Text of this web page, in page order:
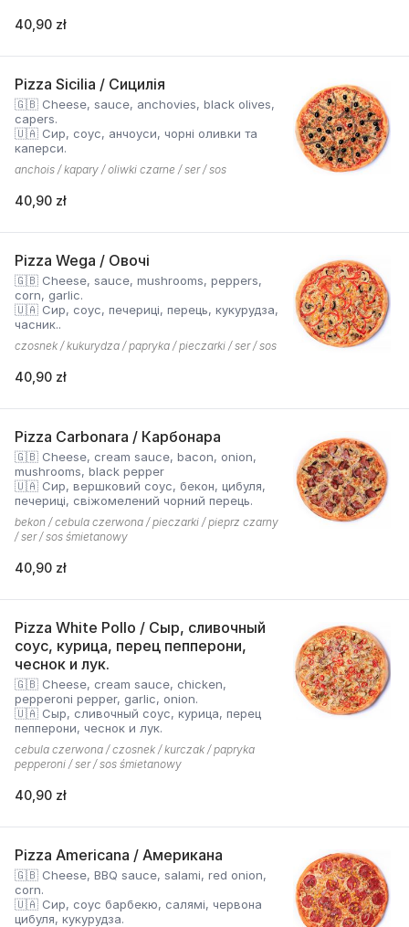
40,90 zł
Pizza Sicilia / Сицилія
🇬🇧 Cheese, sauce, anchovies, black olives,
capers.
🇺🇦 Сир, соус, анчоуси, чорні оливки та
каперси.
anchois / kapary / oliwki czarne / ser / sos
40,90 zł
Pizza Wega / Овочі
🇬🇧 Cheese, sauce, mushrooms, peppers,
corn, garlic.
🇺🇦 Сир, соус, печериці, перець, кукурудза,
часник..
czosnek / kukurydza / papryka / pieczarki / ser / sos
40,90 zł
Pizza Carbonara / Карбонара
🇬🇧 Cheese, cream sauce, bacon, onion,
mushrooms, black pepper
🇺🇦 Сир, вершковий соус, бекон, цибуля,
печериці, свіжомелений чорний перець.
bekon / cebula czerwona / pieczarki / pieprz czarny
/ ser / sos śmietanowy
40,90 zł
Pizza White Pollo / Сыр, сливочный
соус, курица, перец пепперони,
чеснок и лук.
🇬🇧 Cheese, cream sauce, chicken,
pepperoni pepper, garlic, onion.
🇺🇦 Сыр, сливочный соус, курица, перец
пепперони, чеснок и лук.
cebula czerwona / czosnek / kurczak / papryka
pepperoni / ser / sos śmietanowy
40,90 zł
Pizza Americana / Американа
🇬🇧 Cheese, BBQ sauce, salami, red onion,
corn.
🇺🇦 Сир, соус барбекю, салямі, червона
цибуля, кукурудза.